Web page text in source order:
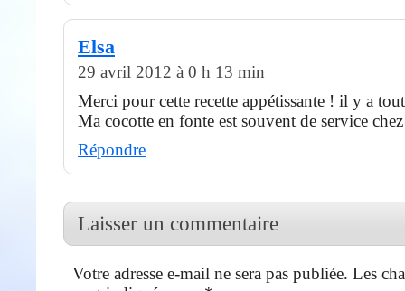
Elsa
29 avril 2012 à 0 h 13 min
Merci pour cette recette appétissante ! il y a
Ma cocotte en fonte est souvent de service
Répondre
Laisser un commentaire
Votre adresse e-mail ne sera pas publiée. Les